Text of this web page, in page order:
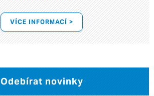
VÍCE INFORMACÍ >
Odebírat novinky